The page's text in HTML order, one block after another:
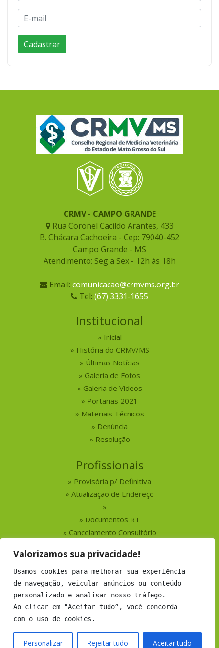
Valorizamos sua privacidade!
Usamos cookies para melhorar sua experiência
de navegação, veicular anúncios ou conteúdo
personalizado e analisar nosso tráfego.
Ao clicar em “Aceitar tudo”, você concorda
com o uso de cookies.
Personalizar Rejeitar tudo Aceitar tudo
CRMV - CAMPO GRANDE
Rua Coronel Cacildo Arantes, 433
B. Chácara Cachoeira - Cep: 79040-452
Campo Grande - MS
Atendimento: Seg a Sex - 12h às 18h
Email: comunicacao@crmvms.org.br
Tel: (67) 3331-1655
Institucional
Inicial
História do CRMV/MS
Últimas Notícias
Galeria de Fotos
Galeria de Vídeos
Portarias 2021
Materiais Técnicos
Denúncia
Resolução
Profissionais
Provisória p/ Definitiva
Atualização de Endereço
—
Documentos RT
Cancelamento Consultório
Serviços
Busca por Profissionais
Busca por Empresas
Números do CRMV-MS
Copyright 2019 CRMV-MS - Todos os direitos Reservados.